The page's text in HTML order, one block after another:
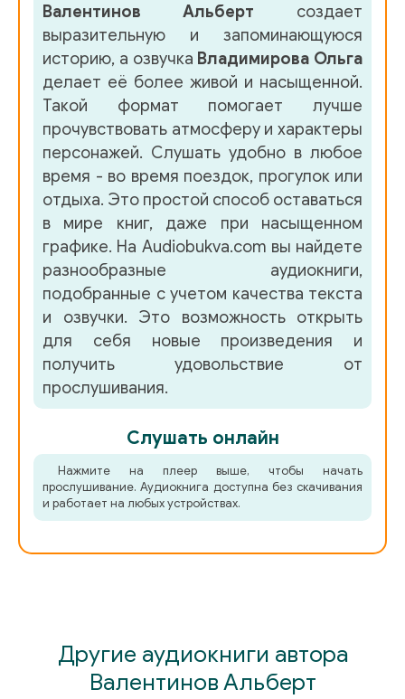
Валентинов Альберт создает
выразительную и запоминающуюся
историю, а озвучка Владимирова Ольга
делает её более живой и насыщенной.
Такой формат помогает лучше
прочувствовать атмосферу и характеры
персонажей. Слушать удобно в любое
время - во время поездок, прогулок или
отдыха. Это простой способ оставаться
в мире книг, даже при насыщенном
графике. На Audiobukva.com вы найдете
разнообразные аудиокниги,
подобранные с учетом качества текста
и озвучки. Это возможность открыть
для себя новые произведения и
получить удовольствие от
прослушивания.
Слушать онлайн
Нажмите на плеер выше, чтобы начать
прослушивание. Аудиокнига доступна без скачивания
и работает на любых устройствах.
Другие аудиокниги автора
Валентинов Альберт